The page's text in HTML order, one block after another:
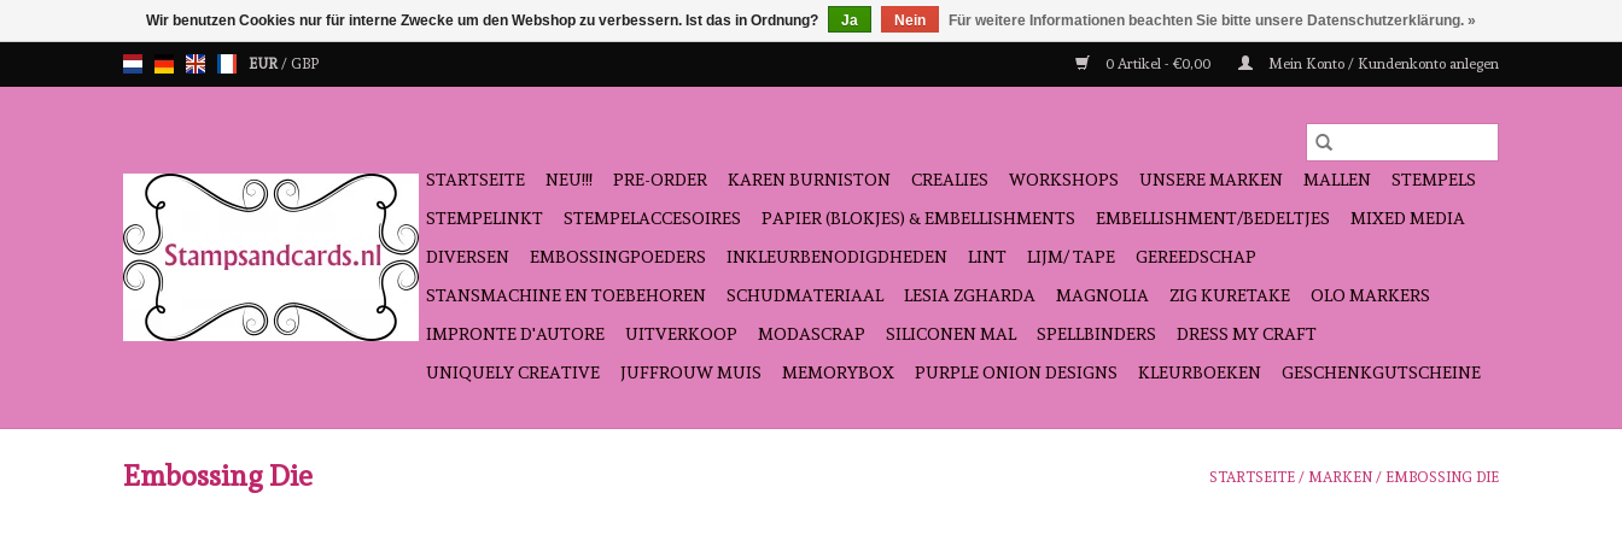
EUR/ GBP 0 Artikel - €0,00 Mein Konto / Kundenkonto anlegen
STARTSEITE NEU!!! PRE-ORDER KAREN BURNISTON CREALIES WORKSHOPS UNSERE MARKEN MALLEN
STEMPELS
STEMPELINKT
STEMPELACCESOIRES PAPIER (BLOKJES) & EMBELLISHMENTS EMBELLISHMENT/BEDELTJES
MIXED MEDIA
DIVERSEN
EMBOSSINGPOEDERS INKLEURBENODIGDHEDEN LINT LIJM/ TAPE
GEREEDSCHAP
STANSMACHINE EN TOEBEHOREN
SCHUDMATERIAAL LESIA ZGHARDA MAGNOLIA ZIG KURETAKE
OLO MARKERS
IMPRONTE D'AUTORE
UITVERKOOP MODASCRAP SILICONEN MAL SPELLBINDERS
DRESS MY CRAFT
UNIQUELY CREATIVE
JUFFROUW MUIS MEMORYBOX PURPLE ONION DESIGNS KLEURBOEKEN GESCHENKGUTSCHEINE
Embossing Die STARTSEITE / MARKEN / EMBOSSING DIE
Wir benutzen Cookies nur für interne Zwecke um den Webshop zu verbessern. Ist das in Ordnung? Ja Nein Für weitere Informationen beachten Sie bitte unsere Datenschutzerklärung. »